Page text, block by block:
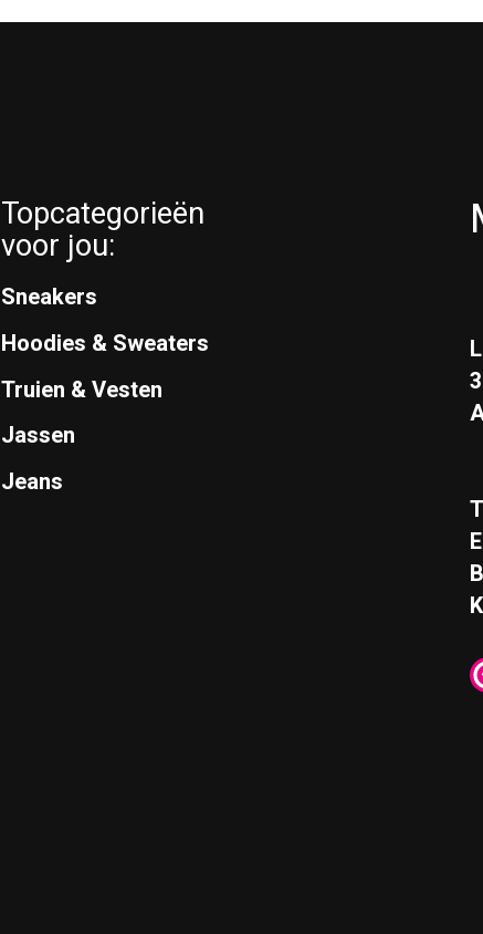
Topcategorieën
voor jou:
Sneakers
Hoodies & Sweaters
Truien & Vesten
Jassen
Jeans